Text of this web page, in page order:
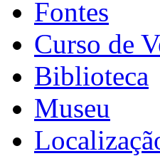
Fontes
Curso de
Biblioteca
Museu